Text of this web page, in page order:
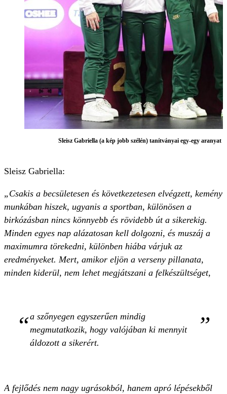
Sleisz Gabriella (a kép jobb szélén) tanítványai egy-egy aranyat
Sleisz Gabriella:
„Csakis a becsületesen és következetesen elvégzett, kemény
munkában hiszek, ugyanis a sportban, különösen a
birkózásban nincs könnyebb és rövidebb út a sikerekig.
Minden egyes nap alázatosan kell dolgozni, és muszáj a
maximumra törekedni, különben hiába várjuk az
eredményeket. Mert, amikor eljön a verseny pillanata,
minden kiderül, nem lehet megjátszani a felkészültséget,
a szőnyegen egyszerűen mindig
megmutatkozik, hogy valójában ki mennyit
áldozott a sikerért.
A fejlődés nem nagy ugrásokból, hanem apró lépésekből